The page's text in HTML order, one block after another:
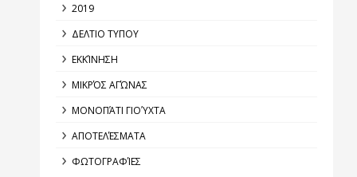
2019
ΔΕΛΤΙΟ ΤΥΠΟΥ
ΕΚΚΊΝΗΣΗ
ΜΙΚΡΌΣ ΑΓΏΝΑΣ
ΜΟΝΟΠΆΤΙ ΓΙΟΎΧΤΑ
ΑΠΟΤΕΛΈΣΜΑΤΑ
ΦΩΤΟΓΡΑΦΊΕΣ